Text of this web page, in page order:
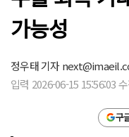
가능성
정우태 기자
입력 2026-06-15 15:56:03
구